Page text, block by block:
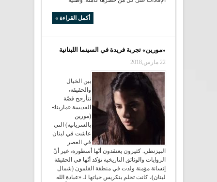
أكمل القراءة »
«مورين» تجربة فريدة في السينما اللبنانية
22 مارس,2018
بين الخيال
والحقيقة،
تتأرجح قصّة
القديسة «مارينا»
(مورين
بالسريانية) التي
عاشت في لبنان
في العصر
البيزنطي. كثيرون يعتقدون أنّها أسطورة، غير أنّ
الروايات والوثائق التاريخية تؤكد أنّها في الحقيقة
إنسانة مؤمنة ولدت في منطقة القلمون (شمال
لبنان)، كانت تحلم بتكريس حياتها لـ «عبادة الله